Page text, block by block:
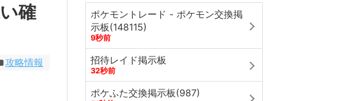
確
攻略情報
ポケモントレード - ポケモン交換掲
示板(148115)
9秒前
招待レイド掲示板
32秒前
ポケふた交換掲示板(987)